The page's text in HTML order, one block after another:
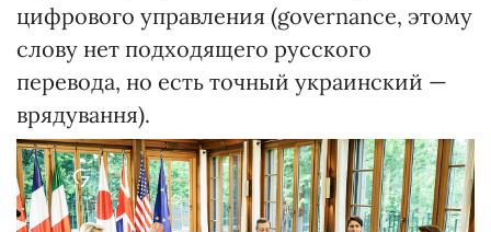
цифрового управления (governance, этому
слову нет подходящего русского
перевода, но есть точный украинский —
врядування).